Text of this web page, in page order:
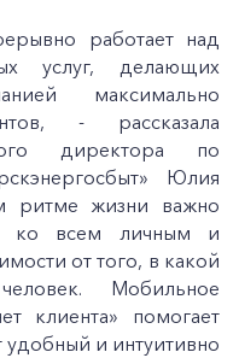
работает над
услуг, делающих
максимально
- рассказала
директора по
Юлия
ритме жизни важно
ко всем личным и
от того, в какой
Мобильное
клиента» помогает
и интуитивно